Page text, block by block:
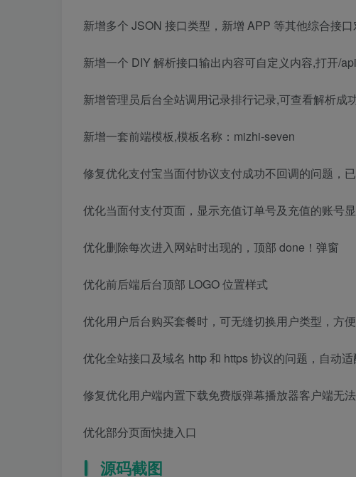
新增多个 JSON 接口类型，新增 APP 等其他综合接
新增一个 DIY 解析接口输出内容可自定义内容,打开/
新增管理员后台全站调用记录排行记录,可查看解析成
新增一套前端模板,模板名称：mizhi-seven
修复优化支付宝当面付协议支付成功不回调的问题，
优化当面付支付页面，显示充值订单号及充值的账号
优化删除每次进入网站时出现的，顶部 done！弹窗
优化前后端后台顶部 LOGO 位置样式
优化用户后台购买套餐时，可无缝切换用户类型，方
优化全站接口及域名 http 和 https 协议的问题，自动
修复优化用户端内置下载免费版弹幕播放器客户端无
优化部分页面快捷入口
源码截图